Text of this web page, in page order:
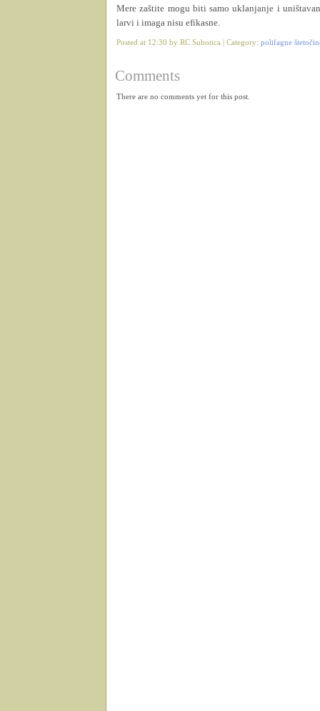
Mere zaštite mogu biti samo uklanjanje i
larvi i imaga nisu efikasne.
Posted at 12:30 by RC Subotica | Category: polifagne
Comments
There are no comments yet for this post.